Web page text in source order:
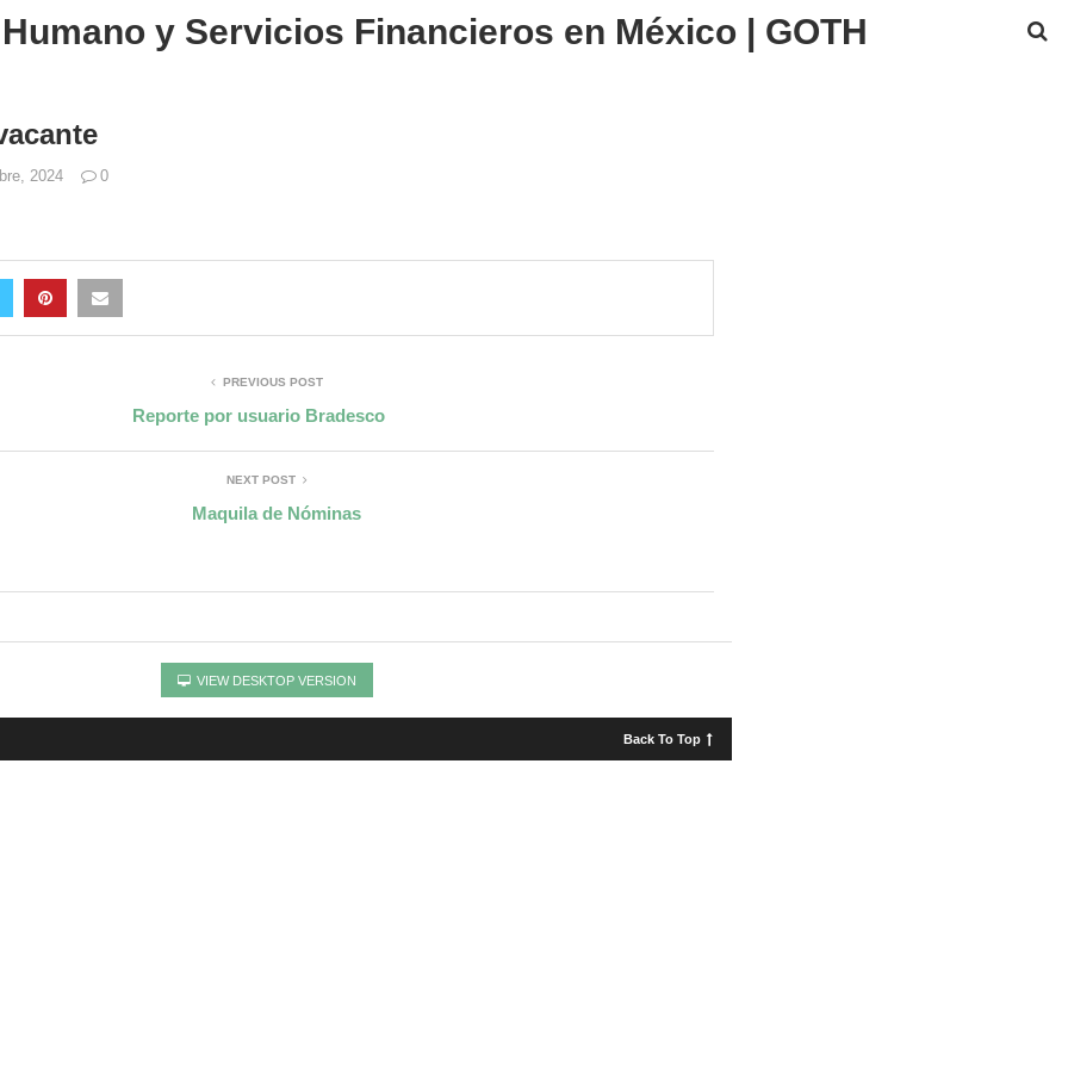
y Servicios Financieros en México | GOTH
2024 0
PREVIOUS POST
Reporte por usuario Bradesco
NEXT POST
Maquila de Nóminas
VIEW DESKTOP VERSION
Back To Top